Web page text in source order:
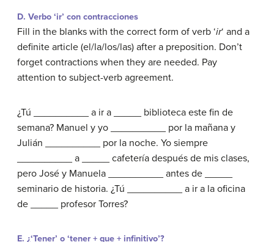
D. Verbo ‘ir’ con contracciones
Fill in the blanks with the correct form of verb ‘ir‘ and a
definite article (el/la/los/las) after a preposition. Don’t
forget contractions when they are needed. Pay
attention to subject-verb agreement.
¿Tú __________ a ir a _____ biblioteca este fin de
semana? Manuel y yo __________ por la mañana y
Julián __________ por la noche. Yo siempre
__________ a _____ cafetería después de mis clases,
pero José y Manuela __________ antes de _____
seminario de historia. ¿Tú __________ a ir a la oficina
de _____ profesor Torres?
E. ¿‘Tener’ o ‘tener + que + infinitivo’?